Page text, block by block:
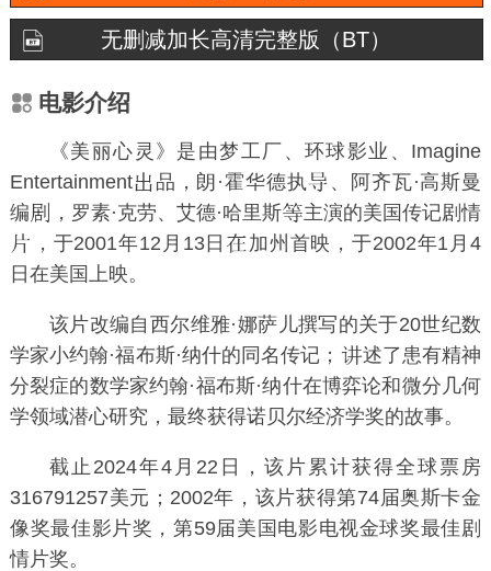
无删减加长高清完整版（BT）
电影介绍
《美丽心灵》是由梦工厂、环球影业、Imagine
Entertainment
品， 朗·霍华德执 、
阿齐瓦·高斯曼
编
， 罗素·克劳、艾德·哈里斯
主演的美国传记剧情
，于2001年12月13日
加州首映，于2002年1月4
日在美国上映。
该片改编自西尔维雅·娜萨儿撰写的关于20世纪数
学家小约翰·福布斯·纳什的同名传记；
述了患有精神
分裂症的数学家约翰·福布斯·纳什在博弈论和微分几何
学领域潜心研究，最终获得诺贝尔经济学奖的故事。
截止2024年4月22日，该片累计获得全球票房
316791257美元；2002年，该片获得第74届奥斯卡金
像奖最佳影片奖，第59届美国电影电视金球奖最佳剧
情片奖。